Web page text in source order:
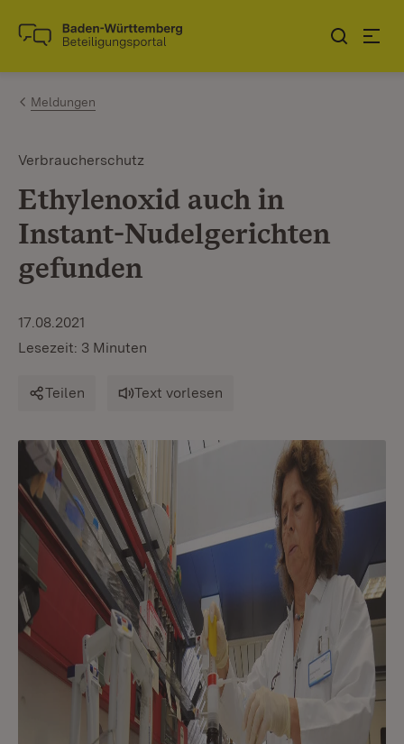
Zum Inhalt springen
Link zur Startseite
Meldungen
Verbraucherschutz
Ethylenoxid auch in
Instant-Nudelgerichten
gefunden
17.08.2021
Lesezeit: 3 Minuten
Teilen Text vorlesen